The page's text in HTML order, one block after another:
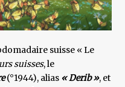
suisse « Le
suisses, le
(°1944), alias « Derib », et